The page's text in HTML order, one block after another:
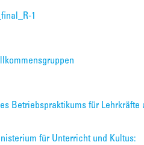
1
Betriebspraktikums für
für Unterricht und Kultus: